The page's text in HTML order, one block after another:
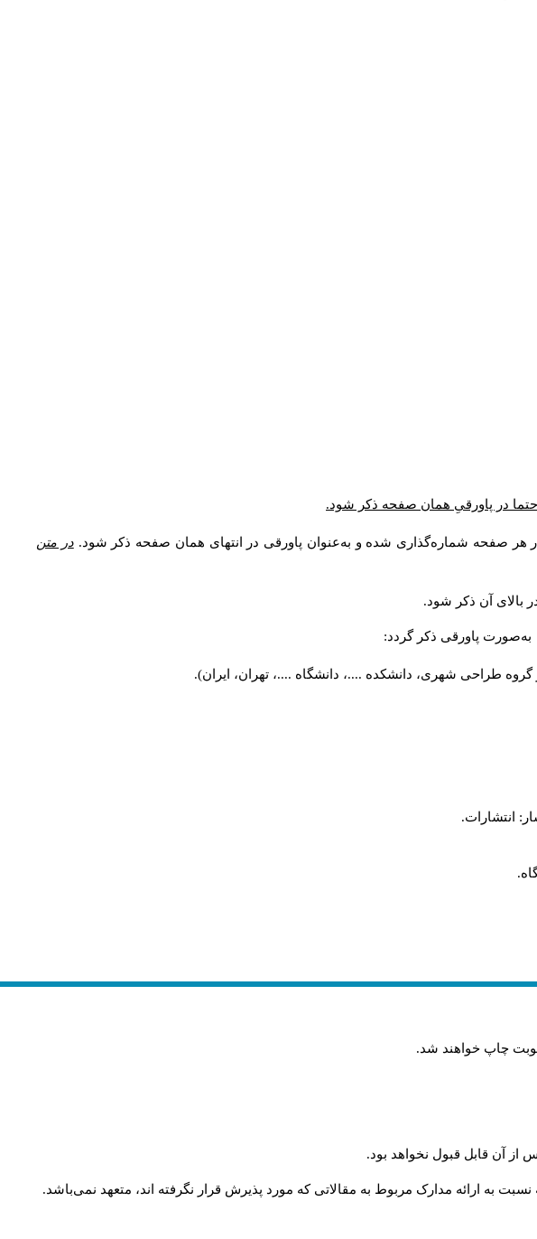
در پاورقیِ همان صفحه ذکر شود.
هر صفحه شماره‌گذاری شده و به‌عنوان پاورقی در انتهای همان صفحه ذکر شود. در متن
بالای آن ذکر شود.
پاورقی ذکر گردد:
گروه طراحی شهری، دانشکده ....، دانشگاه ....، تهران، ایران).
انتشارات.
چاپ خواهند شد.
از آن قابل قبول نخواهد بود.
به ارائه مدارک مربوط به مقالاتی که مورد پذیرش قرار نگرفته اند، متعهد نمی‌باشد.